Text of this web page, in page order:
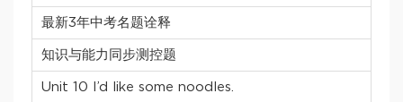
最新3年中考名题诠释
知识与能力同步测控题
Unit 10 I’d like some noodles.